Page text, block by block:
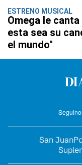
ESTRENO MUSICAL
Omega le
esta sea su
el mundo"
San Juan